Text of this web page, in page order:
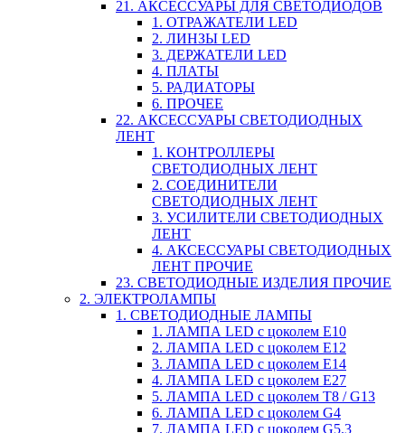
21. АКСЕССУАРЫ ДЛЯ СВЕТОДИОДОВ
1. ОТРАЖАТЕЛИ LED
2. ЛИНЗЫ LED
3. ДЕРЖАТЕЛИ LED
4. ПЛАТЫ
5. РАДИАТОРЫ
6. ПРОЧЕЕ
22. АКСЕССУАРЫ СВЕТОДИОДНЫХ
ЛЕНТ
1. КОНТРОЛЛЕРЫ
СВЕТОДИОДНЫХ ЛЕНТ
2. СОЕДИНИТЕЛИ
СВЕТОДИОДНЫХ ЛЕНТ
3. УСИЛИТЕЛИ СВЕТОДИОДНЫХ
ЛЕНТ
4. АКСЕССУАРЫ СВЕТОДИОДНЫХ
ЛЕНТ ПРОЧИЕ
23. СВЕТОДИОДНЫЕ ИЗДЕЛИЯ ПРОЧИЕ
2. ЭЛЕКТРОЛАМПЫ
1. СВЕТОДИОДНЫЕ ЛАМПЫ
1. ЛАМПА LED c цоколем E10
2. ЛАМПА LED c цоколем E12
3. ЛАМПА LED c цоколем E14
4. ЛАМПА LED c цоколем E27
5. ЛАМПА LED c цоколем T8 / G13
6. ЛАМПА LED c цоколем G4
7. ЛАМПА LED c цоколем G5.3